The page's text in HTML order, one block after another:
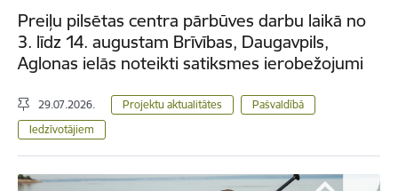
Preiļu pilsētas centra pārbūves darbu laikā no
3. līdz 14. augustam Brīvības, Daugavpils,
Aglonas ielās noteikti satiksmes ierobežojumi
29.07.2026. Projektu aktualitātes
Pašvaldībā
Iedzīvotājiem